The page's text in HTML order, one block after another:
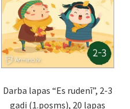
Darba lapas “Es rudenī”, 2-3
gadi (1.posms), 20 lapas